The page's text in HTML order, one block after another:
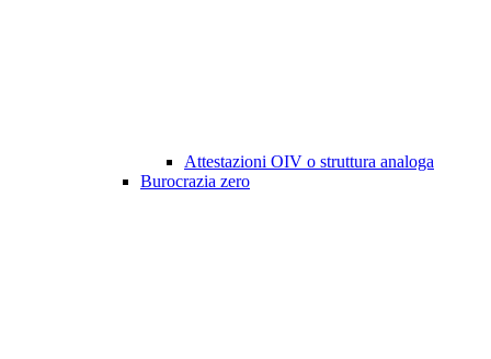
Attestazioni OIV o struttura analoga
Burocrazia zero